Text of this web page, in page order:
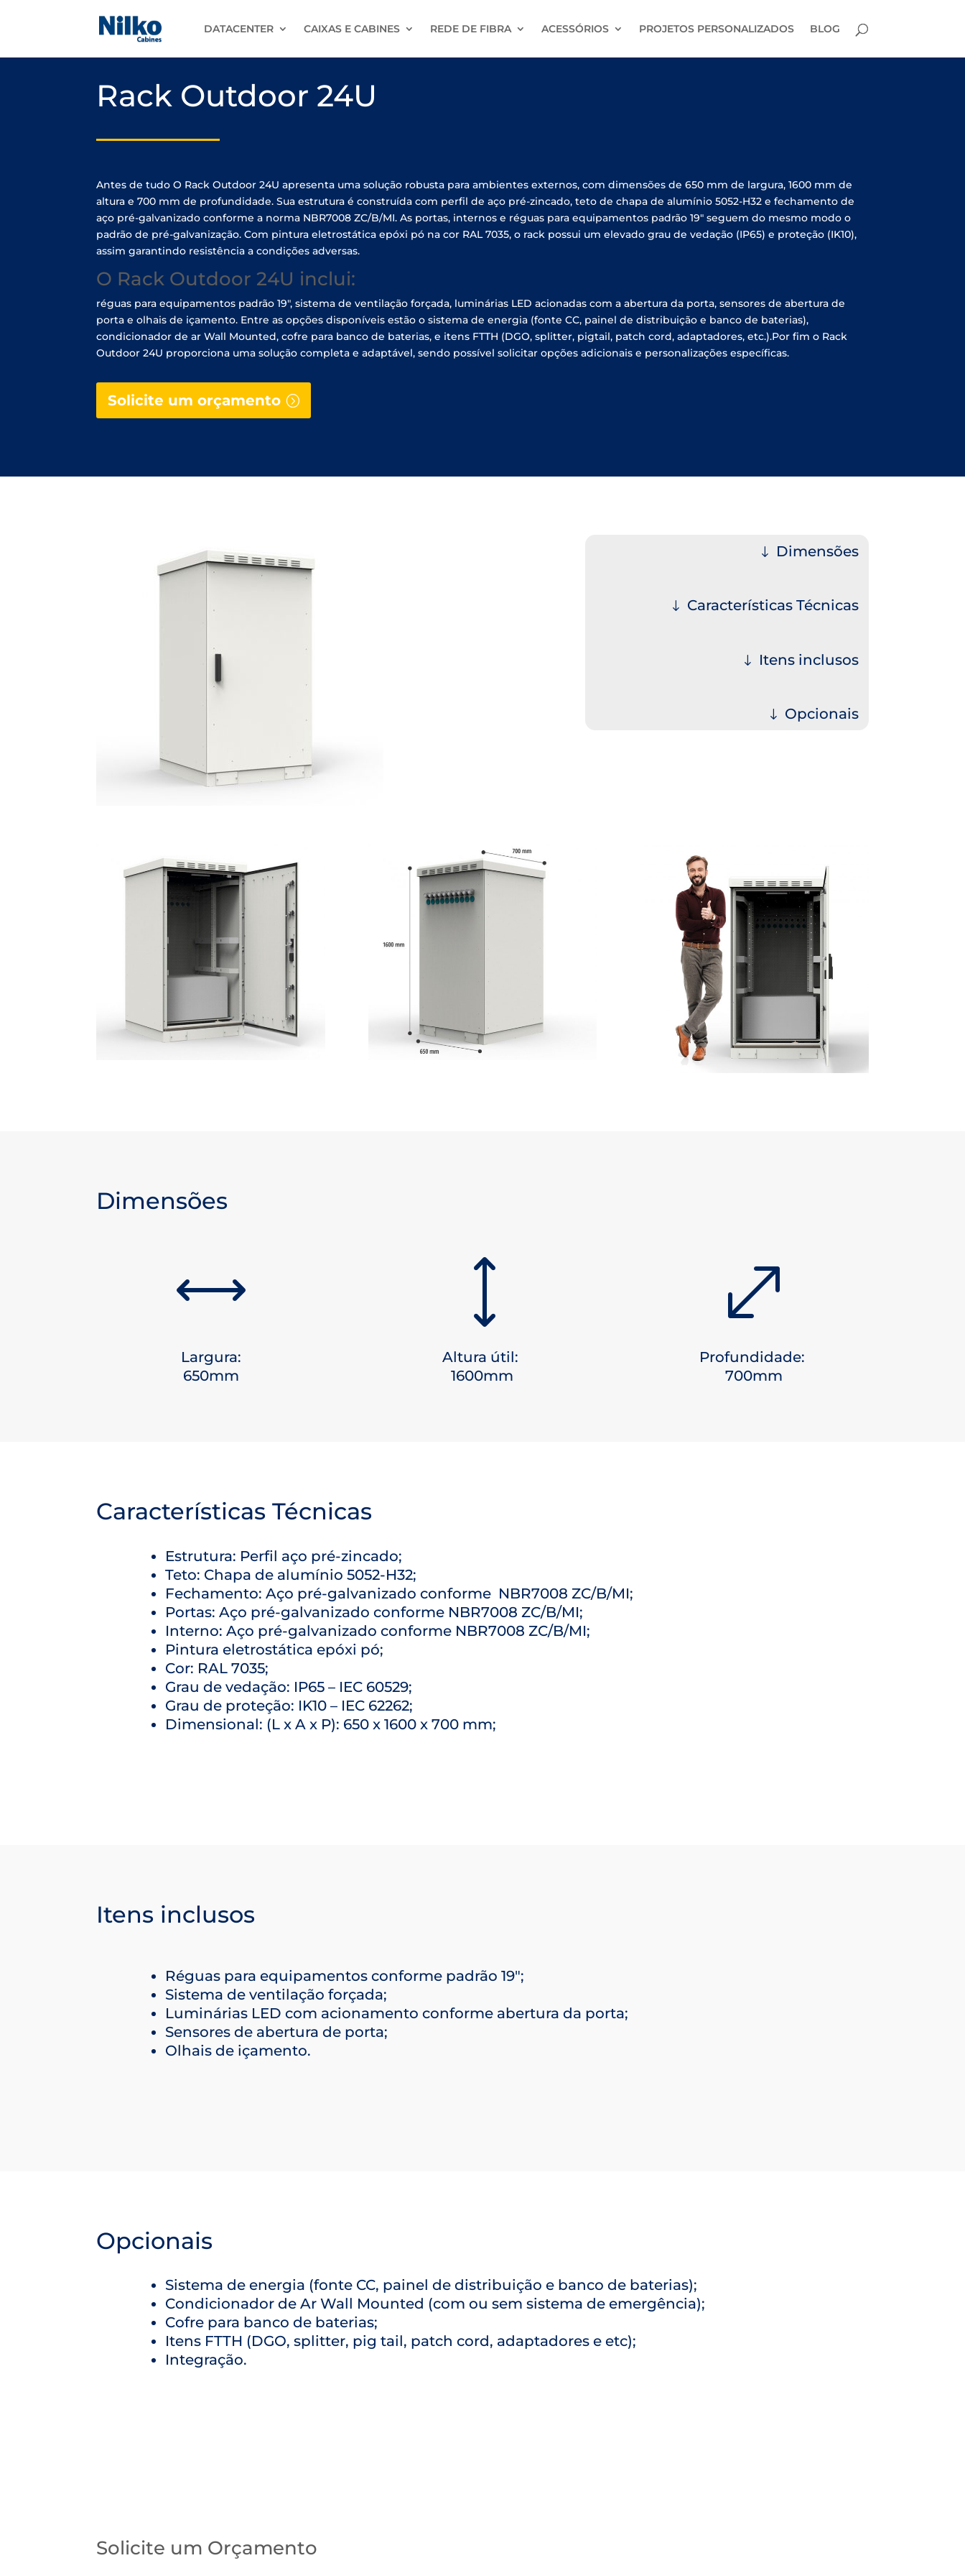
DATACENTER CAIXAS E CABINES REDE DE FIBRA ACESSÓRIOS PROJETOS PERSONALIZADOS BLOG
Rack Outdoor 24U
Antes de tudo O Rack Outdoor 24U apresenta uma solução robusta para ambientes externos, com dimensões de 650 mm de largura, 1600 mm de
altura e 700 mm de profundidade. Sua estrutura é construída com perfil de aço pré-zincado, teto de chapa de alumínio 5052-H32 e fechamento de
aço pré-galvanizado conforme a norma NBR7008 ZC/B/MI. As portas, internos e réguas para equipamentos padrão 19″ seguem do mesmo modo o
padrão de pré-galvanização. Com pintura eletrostática epóxi pó na cor RAL 7035, o rack possui um elevado grau de vedação (IP65) e proteção (IK10),
assim garantindo resistência a condições adversas.
O Rack Outdoor 24U inclui:
réguas para equipamentos padrão 19″, sistema de ventilação forçada, luminárias LED acionadas com a abertura da porta, sensores de abertura de
porta e olhais de içamento. Entre as opções disponíveis estão o sistema de energia (fonte CC, painel de distribuição e banco de baterias),
condicionador de ar Wall Mounted, cofre para banco de baterias, e itens FTTH (DGO, splitter, pigtail, patch cord, adaptadores, etc.).Por fim o Rack
Outdoor 24U proporciona uma solução completa e adaptável, sendo possível solicitar opções adicionais e personalizações específicas.
Solicite um orçamento
Dimensões
Características Técnicas
Itens inclusos
Opcionais
Dimensões
,
Largura:
650mm
)
Altura útil:
1600mm
.
Profundidade:
700mm
Características Técnicas
Estrutura: Perfil aço pré-zincado;
Teto: Chapa de alumínio 5052-H32;
Fechamento: Aço pré-galvanizado conforme NBR7008 ZC/B/MI;
Portas: Aço pré-galvanizado conforme NBR7008 ZC/B/MI;
Interno: Aço pré-galvanizado conforme NBR7008 ZC/B/MI;
Pintura eletrostática epóxi pó;
Cor: RAL 7035;
Grau de vedação: IP65 – IEC 60529;
Grau de proteção: IK10 – IEC 62262;
Dimensional: (L x A x P): 650 x 1600 x 700 mm;
Itens inclusos
Réguas para equipamentos conforme padrão 19″;
Sistema de ventilação forçada;
Luminárias LED com acionamento conforme abertura da porta;
Sensores de abertura de porta;
Olhais de içamento.
Opcionais
Sistema de energia (fonte CC, painel de distribuição e banco de baterias);
Condicionador de Ar Wall Mounted (com ou sem sistema de emergência);
Cofre para banco de baterias;
Itens FTTH (DGO, splitter, pig tail, patch cord, adaptadores e etc);
Integração.
Solicite um Orçamento